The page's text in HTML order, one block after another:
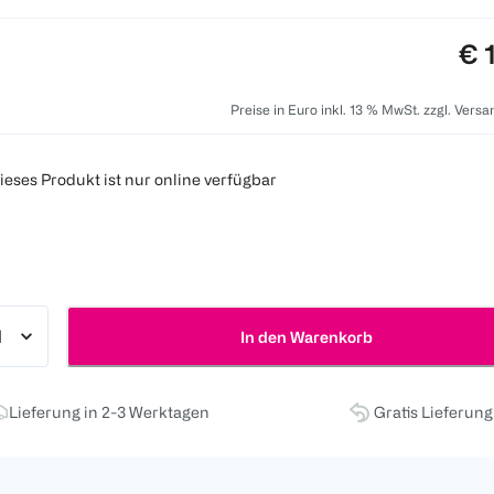
€
Preise in Euro inkl. 13 % MwSt. zzgl.
Produkt ist nur online verfügbar
In den Warenkorb
Lieferung in 2-3 Werktagen Gratis